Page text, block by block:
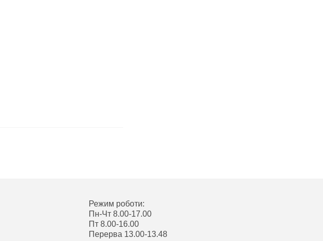
Режим роботи:
Пн-Чт 8.00-17.00
Пт 8.00-16.00
Перерва 13.00-13.48